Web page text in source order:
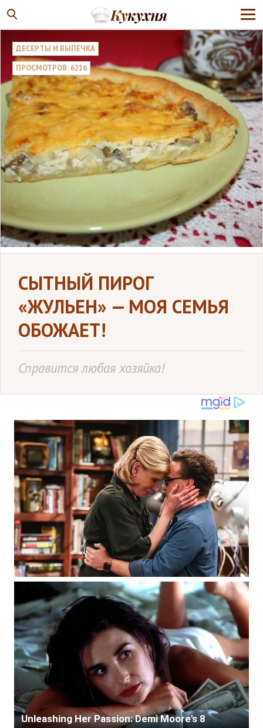
ДЕСЕРТЫ И ВЫПЕЧКА
ПРОСМОТРОВ: 6216
СЫТНЫЙ ПИРОГ
«ЖУЛЬЕН» — МОЯ СЕМЬЯ
ОБОЖАЕТ!
Справится любая хозяйка!